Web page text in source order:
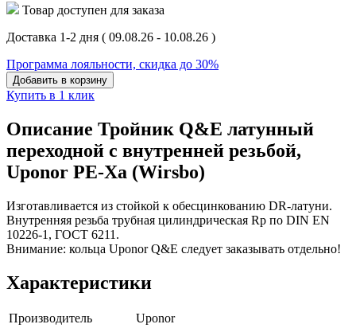
Товар доступен для заказа
Доставка 1-2 дня ( 09.08.26 - 10.08.26 )
Программа лояльности, скидка до 30%
Добавить в корзину
Купить в 1 клик
Описание Тройник Q&E латунный
переходной с внутренней резьбой,
Uponor РЕ-Хa (Wirsbo)
Изготавливается из стойкой к обесцинкованию DR-латуни.
Внутренняя резьба трубная цилиндрическая Rp по DIN EN
10226-1, ГОСТ 6211.
Внимание: кольца Uponor Q&E следует заказывать отдельно!
Характеристики
Производитель
Uponor